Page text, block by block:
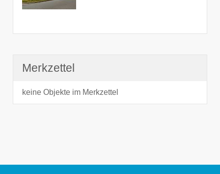
Merkzettel
keine Objekte im Merkzettel